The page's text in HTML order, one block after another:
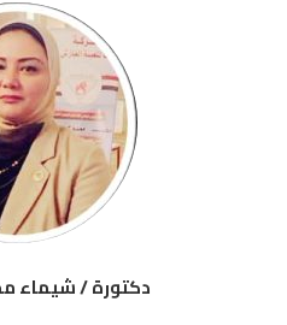
دكتورة / شيماء